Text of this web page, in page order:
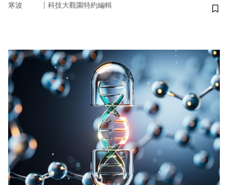
寒波 ｜ 科技大觀園特約編輯
儲